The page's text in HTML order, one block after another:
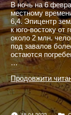
В ночь на 6
местному
6,4. Эпицентр
к юго-востоку от
около 2 млн.
под завалов
остаются
…
Продовжити